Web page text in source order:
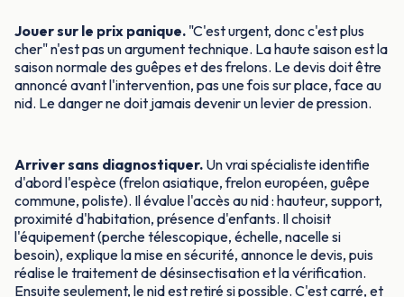
Jouer sur le prix panique. "C'est urgent, donc c'est plus
cher" n'est pas un argument technique. La haute saison est la
saison normale des guêpes et des frelons. Le devis doit être
annoncé avant l'intervention, pas une fois sur place, face au
nid. Le danger ne doit jamais devenir un levier de pression.
Arriver sans diagnostiquer. Un vrai spécialiste identifie
d'abord l'espèce (frelon asiatique, frelon européen, guêpe
commune, poliste). Il évalue l'accès au nid : hauteur, support,
proximité d'habitation, présence d'enfants. Il choisit
l'équipement (perche télescopique, échelle, nacelle si
besoin), explique la mise en sécurité, annonce le devis, puis
réalise le traitement de désinsectisation et la vérification.
Ensuite seulement, le nid est retiré si possible. C'est carré, et